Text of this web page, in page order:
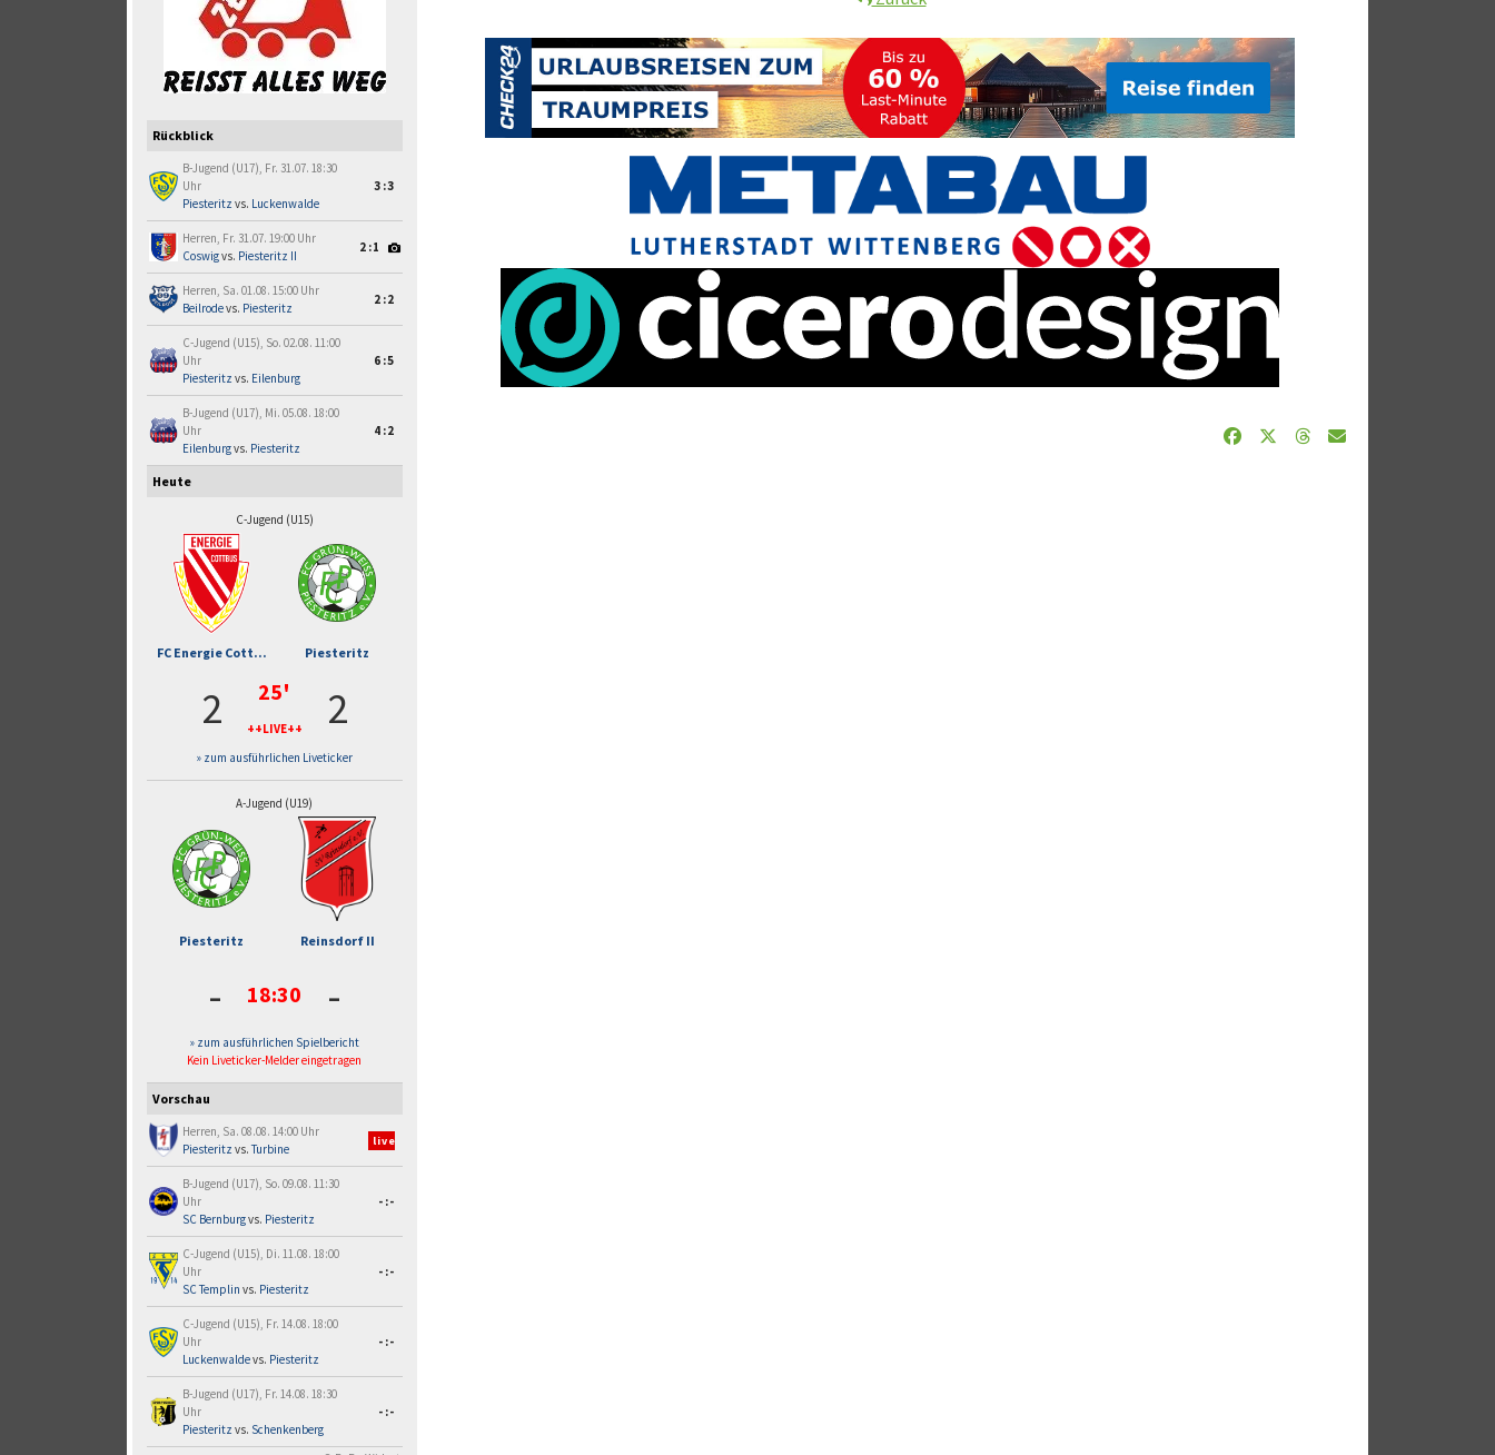
Rückblick
B-Jugend (U17), Fr. 31.07. 18:30
Uhr
Piesteritz vs. Luckenwalde
3:3
Herren, Fr. 31.07. 19:00 Uhr
Coswigvs. Piesteritz II
2:1
Herren, Sa. 01.08. 15:00 Uhr
Beilrodevs. Piesteritz
2:2
C-Jugend (U15), So. 02.08. 11:00
Uhr
Piesteritz vs. Eilenburg
6:5
B-Jugend (U17), Mi. 05.08. 18:00
Uhr
Eilenburgvs. Piesteritz
4:2
Heute
C-Jugend (U15)
FC Energie Cott... Piesteritz
2 25'
++LIVE++ 2
» zum ausführlichen Liveticker
A-Jugend (U19)
Piesteritz Reinsdorf II
- 18:30 -
» zum ausführlichen Spielbericht
Kein Liveticker-Melder eingetragen
Vorschau
Herren, Sa. 08.08. 14:00 Uhr
Piesteritz vs.Turbine
live
B-Jugend (U17), So. 09.08. 11:30
Uhr
SC Bernburgvs. Piesteritz
-:-
C-Jugend (U15), Di. 11.08. 18:00
Uhr
SC Templin vs. Piesteritz
-:-
C-Jugend (U15), Fr. 14.08. 18:00
Uhr
Luckenwaldevs. Piesteritz
-:-
B-Jugend (U17), Fr. 14.08. 18:30
Uhr
Piesteritz vs. Schenkenberg
-:-